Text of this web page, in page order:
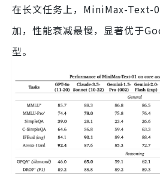
在长文任务上，MiniMax-Text-
加，性能衰减最慢，显著优于
型。